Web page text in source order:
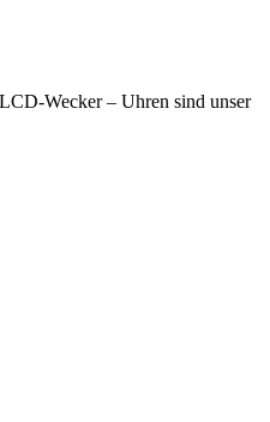
Wecker – Uhren sind unser